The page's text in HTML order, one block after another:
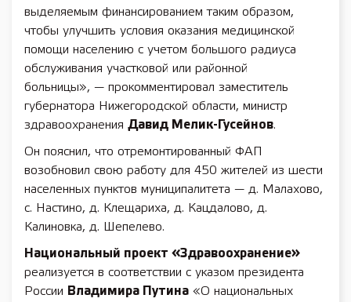
выделяемым финансированием таким образом,
чтобы улучшить условия оказания медицинской
помощи населению с учетом большого радиуса
обслуживания участковой или районной
больницы», — прокомментировал заместитель
губернатора Нижегородской области, министр
здравоохранения Давид Мелик-Гусейнов.
Он пояснил, что отремонтированный ФАП
возобновил свою работу для 450 жителей из шести
населенных пунктов муниципалитета — д. Малахово,
с. Настино, д. Клещариха, д. Кацдалово, д.
Калиновка, д. Шепелево.
Национальный проект «Здравоохранение»
реализуется в соответствии с указом президента
России Владимира Путина «О национальных